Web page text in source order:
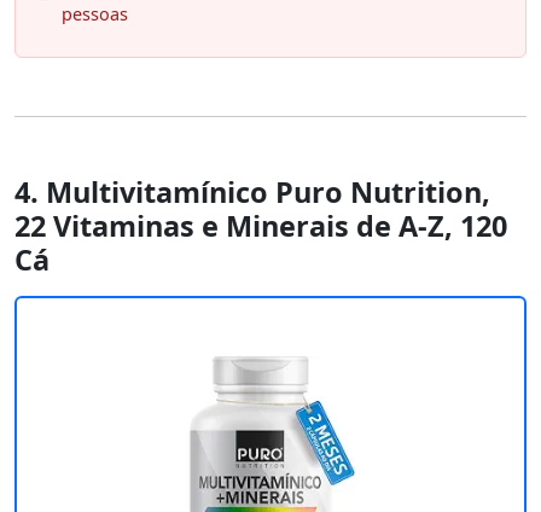
pessoas
4. Multivitamínico Puro Nutrition,
22 Vitaminas e Minerais de A-Z, 120
Cá